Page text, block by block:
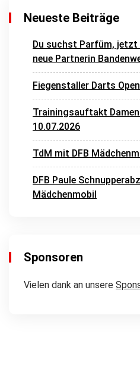
Neueste Beiträge
Du suchst Parfüm, jetzt
neue Partnerin
Fiegenstaller Darts
Trainingsauftakt
10.07.2026
TdM mit DFB
DFB Paule
Mädchenmobil
Sponsoren
Vielen dank an unsere